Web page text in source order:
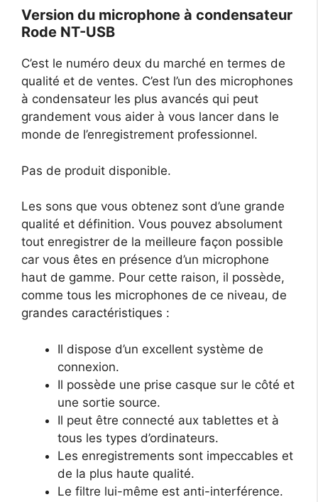
Version du microphone à condensateur
Rode NT-USB
C’est le numéro deux du marché en termes de
qualité et de ventes. C’est l’un des microphones
à condensateur les plus avancés qui peut
grandement vous aider à vous lancer dans le
monde de l’enregistrement professionnel.
Pas de produit disponible.
Les sons que vous obtenez sont d’une grande
qualité et définition. Vous pouvez absolument
tout enregistrer de la meilleure façon possible
car vous êtes en présence d’un microphone
haut de gamme. Pour cette raison, il possède,
comme tous les microphones de ce niveau, de
grandes caractéristiques :
Il dispose d’un excellent système de
connexion.
Il possède une prise casque sur le côté et
une sortie source.
Il peut être connecté aux tablettes et à
tous les types d’ordinateurs.
Les enregistrements sont impeccables et
de la plus haute qualité.
Le filtre lui-même est anti-interférence.